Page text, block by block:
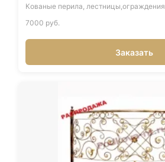
Кованые перила, лестницы,ограждения
7000 руб.
Заказать